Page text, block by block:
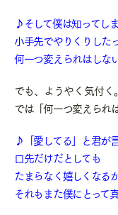
♪そして僕は知ってし
小手先でやりくりした
何一つ変えられはしな
でも、ようやく気付
では「何一つ変えられ
♪「愛してる」と君が
口先だけだとしても
たまらなく嬉しくなる
それもまた僕にとって